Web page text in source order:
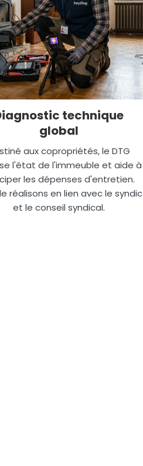
technique
global
aux copropriétés, le DTG
l'état de l'immeuble et aide à
les dépenses d'entretien.
réalisons en lien avec le syndic
et le conseil syndical.